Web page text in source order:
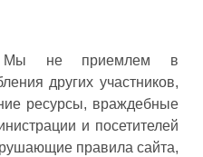
Мы не приемлем в
других участников,
ресурсы, враждебные
и посетителей
правила сайта,